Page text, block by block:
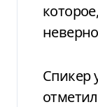
Спикер